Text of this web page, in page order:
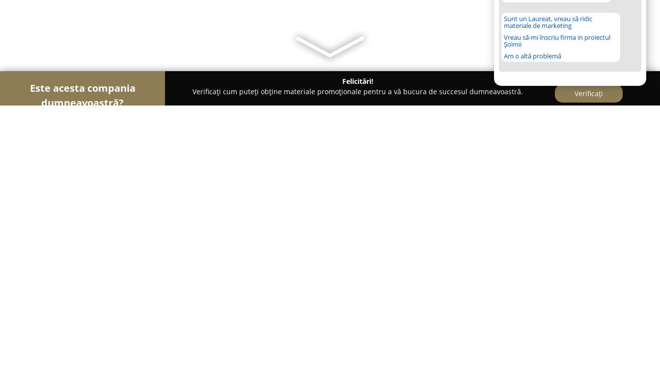
Sunt un Laureat, vreau să ridic
materiale de marketing
Vreau să-mi înscriu firma in proiectul
Șoimii
Am o altă problemă
Este acesta compania
dumneavoastră?
Felicitări!
Verificați cum puteți obține materiale promoționale pentru a vă bucura de succesul dumneavoastră.
Verificați